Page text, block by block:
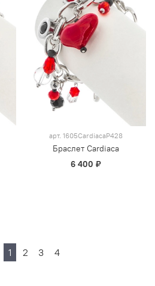
арт. 1605CardiacaP428
Браслет Cardiaca
6 400 ₽
1 2 3 4